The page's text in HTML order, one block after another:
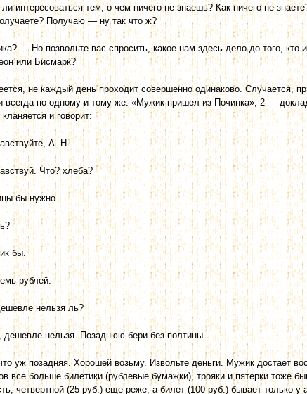
интересоваться тем, о чем ничего не знаешь? Как ничего не
Получаю — ну так что ж?
— Но позвольте вас спросить, какое нам здесь дело до того, кто
или Бисмарк?
не каждый день проходит совершенно одинаково. Случа­ется,
всегда по одному и тому же. «Мужик пришел из Починка», 2 —
и говорит:
А. Н.
Что? хлеба?
бы нужно.
бы.
рублей.
нельзя ль?
нельзя. Позаднюю бери без полтины.
уж позадняя. Хорошей возьму. Извольте деньги. Мужик достает
все больше билетики (рублевые бумажки), трояки и пятерки тоже
четвертной (25 руб.) еще реже, а билет (100 руб.) бывает только